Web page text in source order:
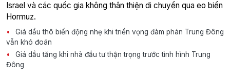
Israel và các quốc gia không thân thiện di chuyển qua eo biển
Hormuz.
Giá dầu thô biến động nhẹ khi triển vọng đàm phán Trung Đông
vẫn khó đoán
Giá dầu tăng khi nhà đầu tư thận trọng trước tình hình Trung
Đông